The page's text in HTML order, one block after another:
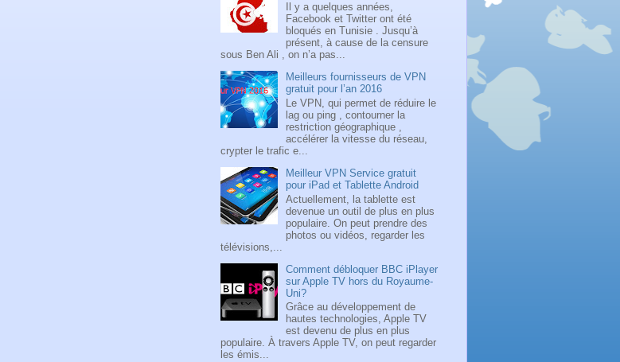
Il y a quelques années,
Facebook et Twitter ont été
bloqués en Tunisie . Jusqu’à
présent, à cause de la censure
sous Ben Ali , on n’a pas...
Meilleurs fournisseurs de VPN
gratuit pour l’an 2016
Le VPN, qui permet de réduire le
lag ou ping , contourner la
restriction géographique ,
accélérer la vitesse du réseau,
crypter le trafic e...
Meilleur VPN Service gratuit
pour iPad et Tablette Android
Actuellement, la tablette est
devenue un outil de plus en plus
populaire. On peut prendre des
photos ou vidéos, regarder les
télévisions,...
Comment débloquer BBC iPlayer
sur Apple TV hors du Royaume-
Uni?
Grâce au développement de
hautes technologies, Apple TV
est devenu de plus en plus
populaire. À travers Apple TV, on peut regarder
les émis...